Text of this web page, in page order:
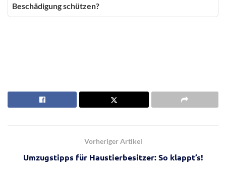
Beschädigung schützen?
Vorheriger Artikel
Umzugstipps für Haustierbesitzer: So klappt’s!